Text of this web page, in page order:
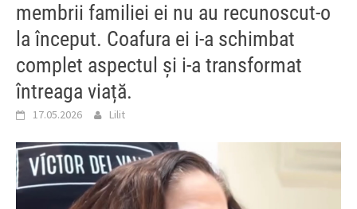
membrii familiei ei nu au recunoscut-o
la început. Coafura ei i-a schimbat
complet aspectul și i-a transformat
întreaga viață.
17.05.2026 Lilit